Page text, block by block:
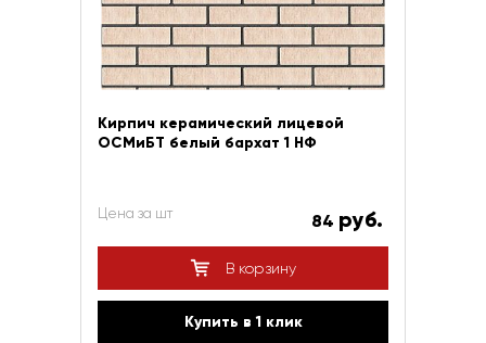
Кирпич керамический лицевой
ОСМиБТ белый бархат 1 НФ
Цена за шт 84 руб.
В корзину
Купить в 1 клик